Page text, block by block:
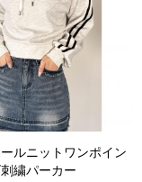
ルニットワンポイン
刺繍パーカー